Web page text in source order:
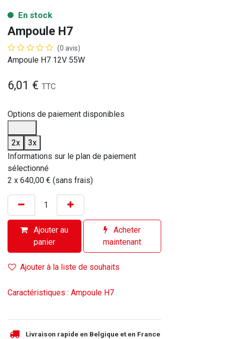
En stock
Ampoule H7
(0 avis)
Ampoule H7 12V 55W
6,01 € TTC
Options de paiement disponibles
2x
3x
Informations sur le plan de paiement
sélectionné
2 x 640,00 € (sans frais)
Ajouter au
panier
Acheter
maintenant
Ajouter à la liste de souhaits
Caractéristiques : Ampoule H7
Livraison rapide en Belgique et en France